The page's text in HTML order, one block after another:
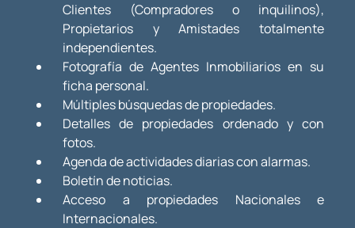
Clientes (Compradores o inquilinos),
Propietarios y Amistades totalmente
independientes.
Fotografía de Agentes Inmobiliarios en su
ficha personal.
Múltiples búsquedas de propiedades.
Detalles de propiedades ordenado y con
fotos.
Agenda de actividades diarias con alarmas.
Boletín de noticias.
Acceso a propiedades Nacionales e
Internacionales.